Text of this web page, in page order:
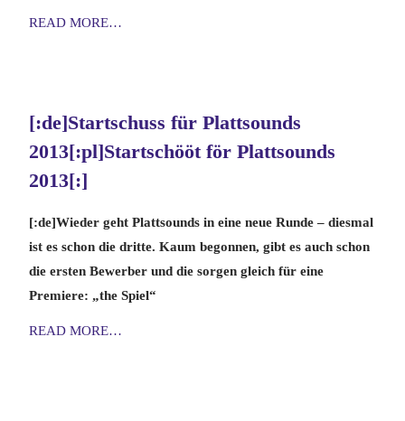
READ MORE…
[:de]Startschuss für Plattsounds
2013[:pl]Startschööt för Plattsounds
2013[:]
[:de]Wieder geht Plattsounds in eine neue Runde – diesmal
ist es schon die dritte. Kaum begonnen, gibt es auch schon
die ersten Bewerber und die sorgen gleich für eine
Premiere: „the Spiel“
READ MORE…